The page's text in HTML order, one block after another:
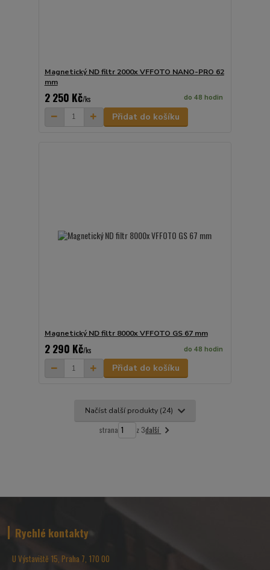
Magnetický ND filtr 2000x VFFOTO NANO-PRO 62
mm
2 250 Kč/ks do 48 hodin
Přidat do košíku
Magnetický ND filtr 8000x VFFOTO GS 67 mm
2 290 Kč/ks do 48 hodin
Přidat do košíku
Načíst další produkty (24)
strana z 3další
Rychlé kontakty
U Výstaviště 15, Praha 7, 170 00